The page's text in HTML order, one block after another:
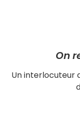
On
Un interlocuteur